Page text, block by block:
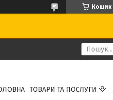
Кошик
ТОВАРИ ТА ПОСЛУГИ